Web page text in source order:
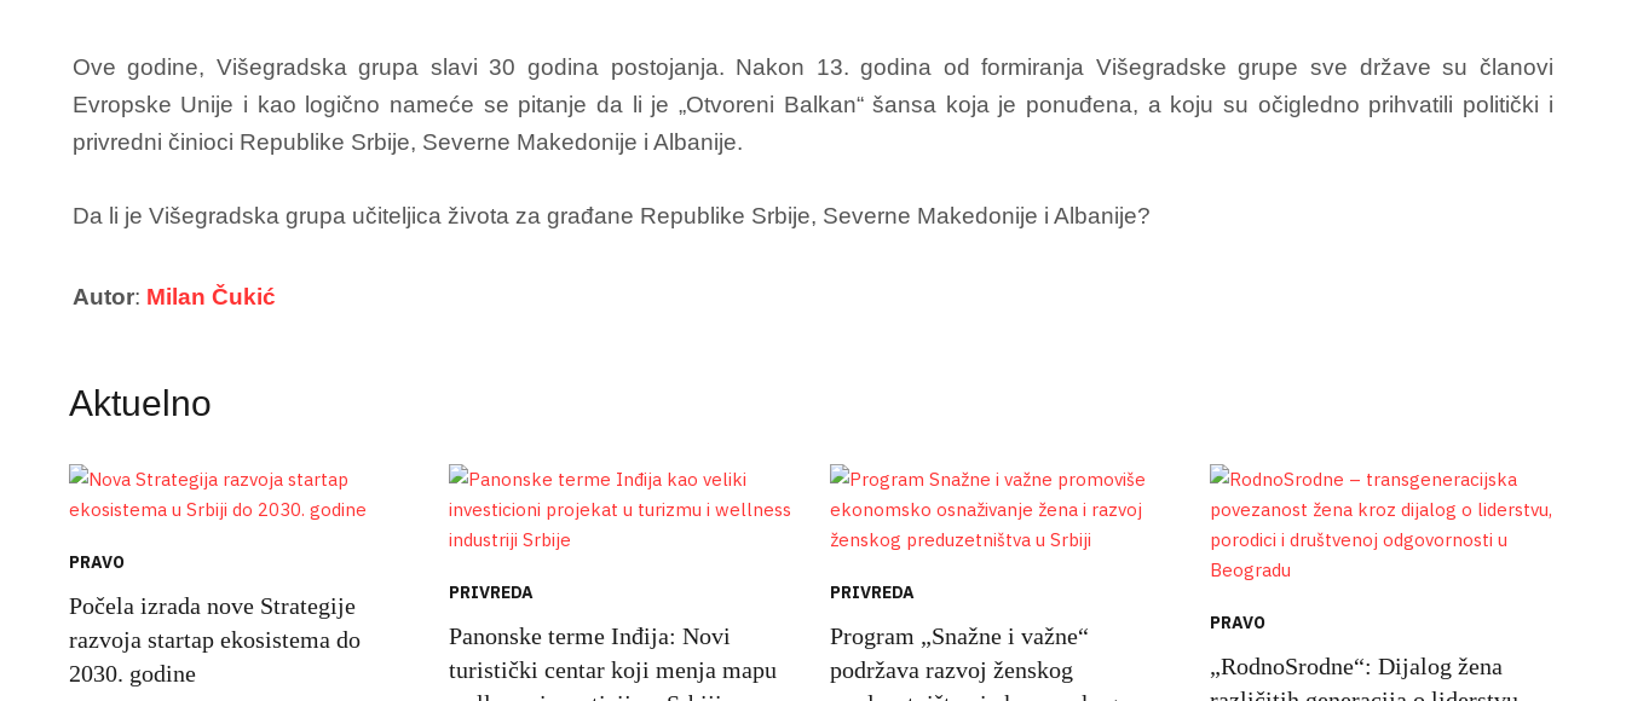
Ove godine, Višegradska grupa slavi 30 godina postojanja. Nakon 13. godina od formiranja Višegradske grupe sve države su članovi
Evropske Unije i kao logično nameće se pitanje da li je „Otvoreni Balkan“ šansa koja je ponuđena, a koju su očigledno prihvatili politički i
privredni činioci Republike Srbije, Severne Makedonije i Albanije.
Da li je Višegradska grupa učiteljica života za građane Republike Srbije, Severne Makedonije i Albanije?
Autor: Milan Čukić
Aktuelno
PRAVO
Počela izrada nove Strategije
razvoja startap ekosistema do
2030. godine
PRIVREDA
Panonske terme Inđija: Novi
turistički centar koji menja mapu
PRIVREDA
Program „Snažne i važne“
podržava razvoj ženskog
PRAVO
„RodnoSrodne“: Dijalog žena